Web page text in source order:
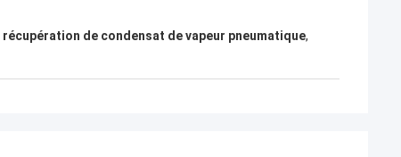
récupération de condensat de vapeur pneumatique,